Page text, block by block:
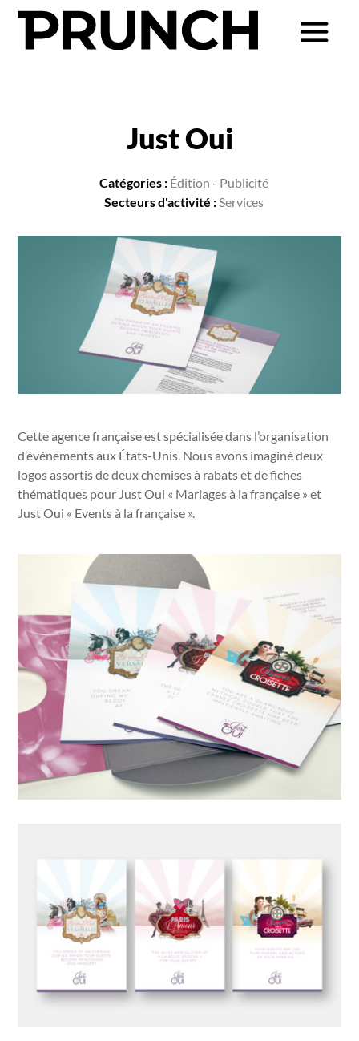
Just Oui
Catégories : Édition - Publicité
Secteurs d'activité :Services
Cette agence française est spécialisée dans l’organisation
d’événements aux États-Unis. Nous avons imaginé deux
logos assortis de deux chemises à rabats et de fiches
thématiques pour Just Oui « Mariages à la française » et
Just Oui « Events à la française ».